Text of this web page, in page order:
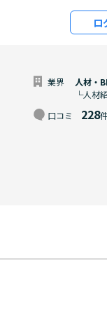
ロ
業界
人材・
└人材
口コミ 228